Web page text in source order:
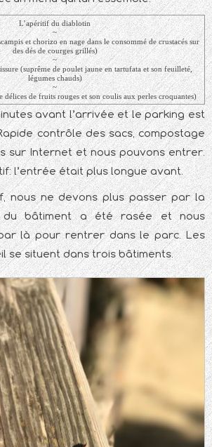
L’apéritif du diablotin
~
et chorizo en nage dans le consommé de crustacés sur
des dés de courges grillés)
~
(suprême de poulet jaune en tartufata et son feuilleté,
légumes chauds)
~
délices de fruits rouges et son coulis aux perles croquantes)
avant l’arrivée et le parking est
contrôle des sacs, compostage
sur Internet et nous pouvons entrer.
l’entrée était plus longue avant.
nous ne devons plus passer par la
du bâtiment a été rasée et nous
là pour rentrer dans le parc. Les
se situent dans trois bâtiments.